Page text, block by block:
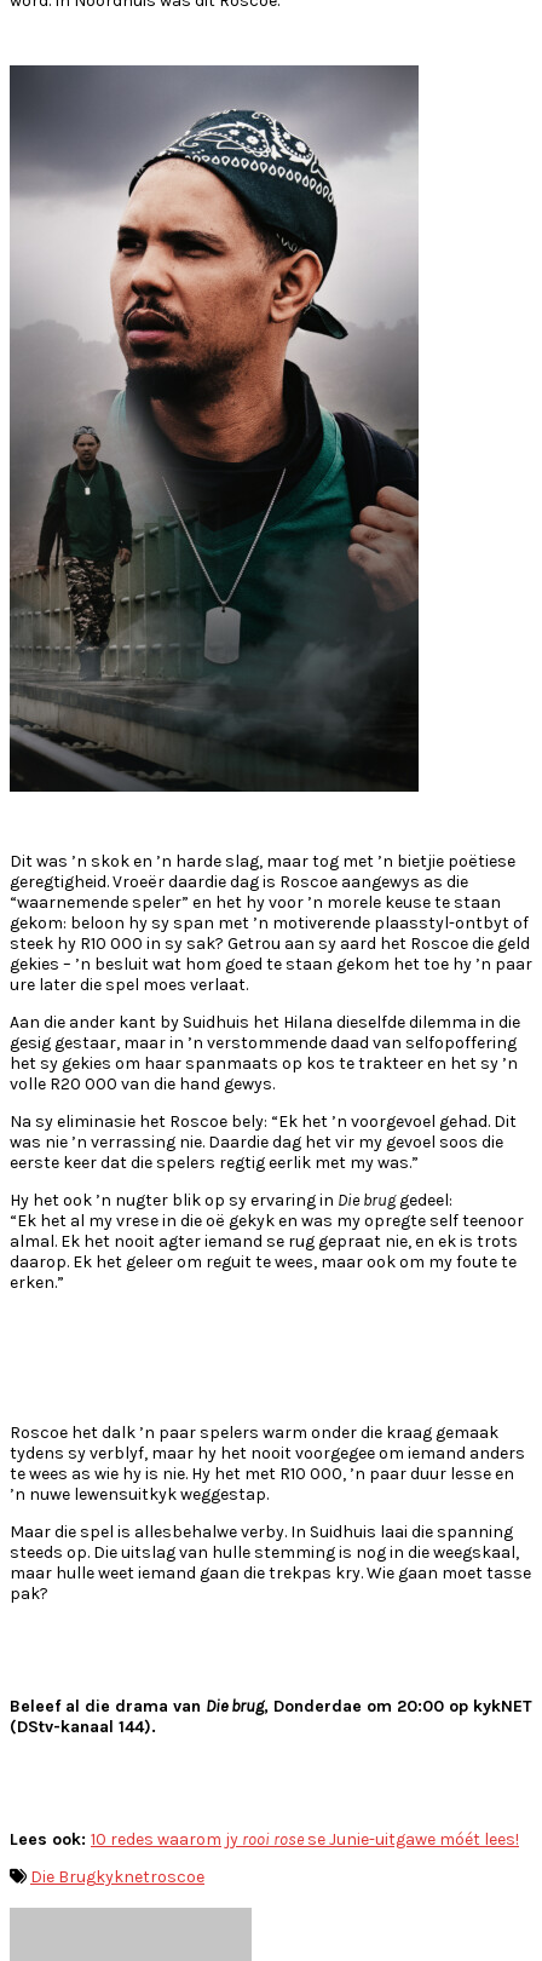
Dit was ’n skok en ’n harde slag, maar tog met ’n bietjie poëtiese
geregtigheid. Vroeër daardie dag is Roscoe aangewys as die
“waarnemende speler” en het hy voor ’n morele keuse te staan
gekom: beloon hy sy span met ’n motiverende plaasstyl-ontbyt of
steek hy R10 000 in sy sak? Getrou aan sy aard het Roscoe die geld
gekies – ’n besluit wat hom goed te staan gekom het toe hy ’n paar
ure later die spel moes verlaat.
Aan die ander kant by Suidhuis het Hilana dieselfde dilemma in die
gesig gestaar, maar in ’n verstommende daad van selfopoffering
het sy gekies om haar spanmaats op kos te trakteer en het sy ’n
volle R20 000 van die hand gewys.
Na sy eliminasie het Roscoe bely: “Ek het ’n voorgevoel gehad. Dit
was nie ’n verrassing nie. Daardie dag het vir my gevoel soos die
eerste keer dat die spelers regtig eerlik met my was.”
Hy het ook ’n nugter blik op sy ervaring in Die bruggedeel:
“Ek het al my vrese in die oë gekyk en was my opregte self teenoor
almal. Ek het nooit agter iemand se rug gepraat nie, en ek is trots
daarop. Ek het geleer om reguit te wees, maar ook om my foute te
erken.”
Roscoe het dalk ’n paar spelers warm onder die kraag gemaak
tydens sy verblyf, maar hy het nooit voorgegee om iemand anders
te wees as wie hy is nie. Hy het met R10 000, ’n paar duur lesse en
’n nuwe lewensuitkyk weggestap.
Maar die spel is allesbehalwe verby. In Suidhuis laai die spanning
steeds op. Die uitslag van hulle stemming is nog in die weegskaal,
maar hulle weet iemand gaan die trekpas kry. Wie gaan moet tasse
pak?
Beleef al die drama van Die brug, Donderdae om 20:00 op kykNET
(DStv-kanaal 144).
Lees ook: 10 redes waarom jy rooi rosese Junie-uitgawe móét lees!
Die Brugkyknetroscoe